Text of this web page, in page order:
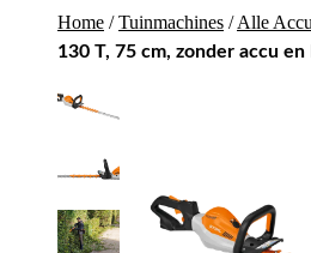
Home /Tuinmachines /Alle
130 T, 75 cm, zonder accu en